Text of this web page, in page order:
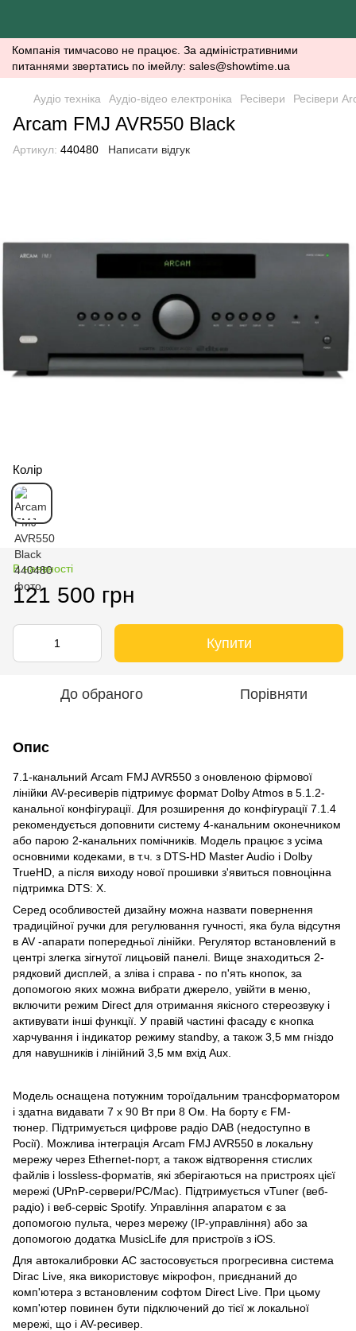
Компанія тимчасово не працює. За адміністративними
питаннями звертатись по імейлу: sales@showtime.ua
Аудіо техніка Аудіо-відео електроніка Ресівери Ресівери
Arcam FMJ AVR550 Black
Артикул: 440480 Написати відгук
Колір
В наявності
121 500 грн
Купити
До обраного Порівняти
Опис
7.1-канальний Arcam FMJ AVR550 з оновленою фірмової
лінійки AV-ресиверів підтримує формат Dolby Atmos в 5.1.2-
канальної конфігурації. Для розширення до конфігурації 7.1.4
рекомендується доповнити систему 4-канальним оконечником
або парою 2-канальних помічників. Модель працює з усіма
основними кодеками, в т.ч. з DTS-HD Master Audio і Dolby
TrueHD, а після виходу нової прошивки з'явиться повноцінна
підтримка DTS: X.
Серед особливостей дизайну можна назвати повернення
традиційної ручки для регулювання гучності, яка була відсутня
в AV -апарати попередньої лінійки. Регулятор встановлений в
центрі злегка зігнутої лицьовій панелі. Вище знаходиться 2-
рядковий дисплей, а зліва і справа - по п'ять кнопок, за
допомогою яких можна вибрати джерело, увійти в меню,
включити режим Direct для отримання якісного стереозвуку і
активувати інші функції. У правій частині фасаду є кнопка
харчування і індикатор режиму standby, а також 3,5 мм гніздо
для навушників і лінійний 3,5 мм вхід Aux.
Модель оснащена потужним тороїдальним трансформатором
і здатна видавати 7 х 90 Вт при 8 Ом. На борту є FM-
тюнер. Підтримується цифрове радіо DAB (недоступно в
Росії). Можлива інтеграція Arcam FMJ AVR550 в локальну
мережу через Ethernet-порт, а також відтворення стислих
файлів і lossless-форматів, які зберігаються на пристроях цієї
мережі (UPnP-сервери/PC/Mac). Підтримується vTuner (веб-
радіо) і веб-сервіс Spotify. Управління апаратом є за
допомогою пульта, через мережу (IP-управління) або за
допомогою додатка MusicLife для пристроїв з iOS.
Для автокалибровки АС застосовується прогресивна система
Dirac Live, яка використовує мікрофон, приєднаний до
комп'ютера з встановленим софтом Direct Live. При цьому
комп'ютер повинен бути підключений до тієї ж локальної
мережі, що і AV-ресивер.